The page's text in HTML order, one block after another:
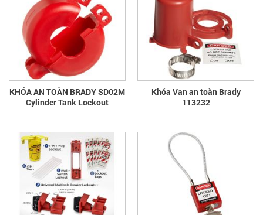
KHÓA AN TOÀN BRADY SD02M
Cylinder Tank Lockout
Khóa Van an toàn Brady
113232